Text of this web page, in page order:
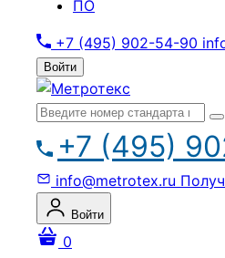
ПО
+7 (495) 902-54-90
Войти
+7 (495)
info@metrotex.ru
Войти
0